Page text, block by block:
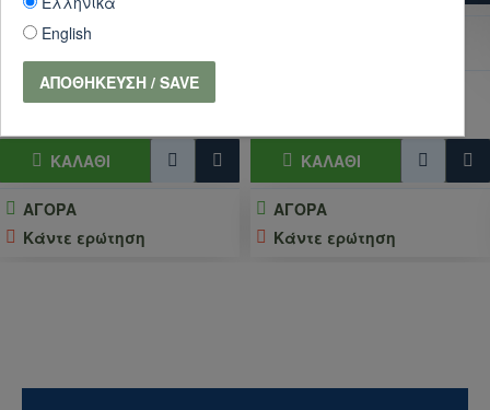
20,61€
ΚΑΛΆΘΙ
ΑΓΟΡΑ
Κάντε ερώτηση
ΚΑΛΆΘΙ
ΑΓΟΡΑ
Κάντε ερώτηση
English
ΑΠΟΘΉΚΕΥΣΗ / SAVE